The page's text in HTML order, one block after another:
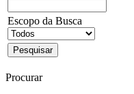
Escopo da Busca
Procurar